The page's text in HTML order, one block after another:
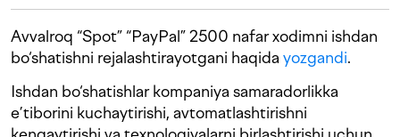
Avvalroq “Spot” “PayPal” 2500 nafar xodimni ishdan
bo‘shatishni rejalashtirayotgani haqida yozgandi.
Ishdan bo‘shatishlar kompaniya samaradorlikka
e’tiborini kuchaytirishi, avtomatlashtirishni